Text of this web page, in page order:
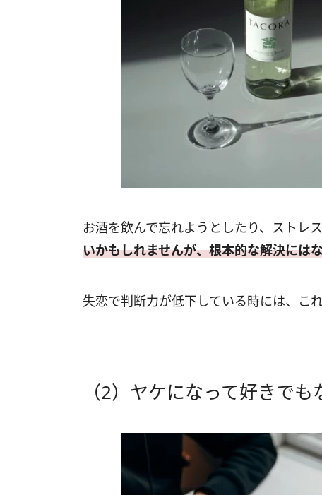
お酒を飲んで忘れようとしたり、ストレ
いかもしれませんが、根本的な解決には
失恋で判断力が低下している時には、こ
（2）ヤケになって好きで